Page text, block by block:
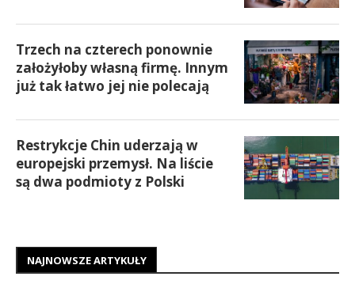
Trzech na czterech ponownie
założyłoby własną firmę. Innym
już tak łatwo jej nie polecają
Restrykcje Chin uderzają w
europejski przemysł. Na liście
są dwa podmioty z Polski
NAJNOWSZE ARTYKUŁY